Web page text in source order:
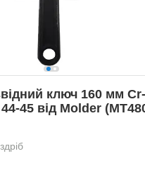
ключ 160 мм
45 від Molder